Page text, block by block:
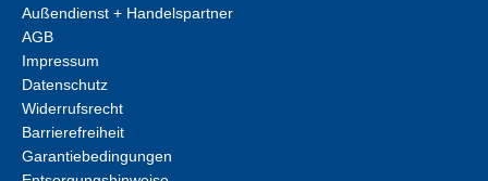
Außendienst + Handelspartner
AGB
Impressum
Datenschutz
Widerrufsrecht
Barrierefreiheit
Garantiebedingungen